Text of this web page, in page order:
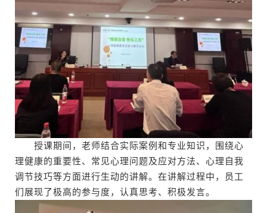
授课期间，老师结合实际案例和专业知识，围绕心
理健康的重要性、常见心理问题及应对方法、心理自我
调节技巧等方面进行生动的讲解。在讲解过程中，员工
们展现了极高的参与度，认真思考、积极发言。